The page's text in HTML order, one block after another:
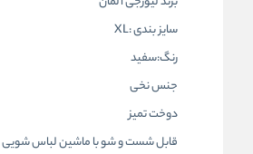
سایز بندی :XL
رنگ:سفید
جنس نخی
دوخت تمیز
قابل شست و شو با ماشین لباس شویی